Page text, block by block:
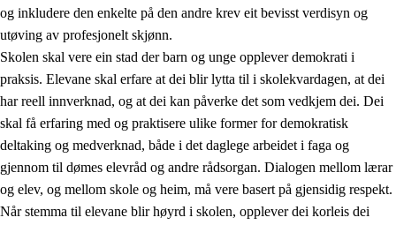
og inkludere den enkelte på den andre krev eit bevisst verdisyn og
utøving av profesjonelt skjønn.
Skolen skal vere ein stad der barn og unge opplever demokrati i
praksis. Elevane skal erfare at dei blir lytta til i skolekvardagen, at dei
har reell innverknad, og at dei kan påverke det som vedkjem dei. Dei
skal få erfaring med og praktisere ulike former for demokratisk
deltaking og medverknad, både i det daglege arbeidet i faga og
gjennom til dømes elevråd og andre rådsorgan. Dialogen mellom lærar
og elev, og mellom skole og heim, må vere basert på gjensidig respekt.
Når stemma til elevane blir høyrd i skolen, opplever dei korleis dei